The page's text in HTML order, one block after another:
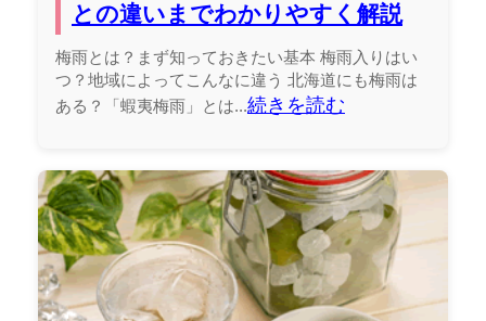
との違いまでわかりやすく解説
梅雨とは？まず知っておきたい基本 梅雨入りはい
つ？地域によってこんなに違う 北海道にも梅雨は
ある？「蝦夷梅雨」とは...続きを読む